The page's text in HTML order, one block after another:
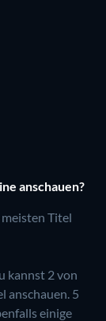
anschauen?
Titel
kannst 2 von
anschauen. 5
einige